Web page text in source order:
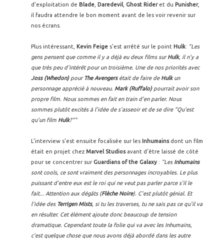
d'exploitation de Blade Daredevil Ghost Rideret du Punisher,
il faudra attendre le bon moment avant de les voir revenir sur
nos écrans.
Plus intéressant, Kevin Feige s'est arrêté sur le point Hulk: "Les
gens pensent que comme il y a déjà eu deux films surHulk, il n'y a
que très peu d'intérêt pour un troisième. Une de nos priorités avec
Joss (Whedon)pour The Avengersétait de faire de Hulkun
personnage apprécié à nouveau. Mark (Ruffalo)pourrait avoir son
propre film. Nous sommes en fait en train d'en parler. Nous
sommes plutôt excités à l'idée de s'asseoir et de se dire "Qu'est
qu'un film Hulk?""
L'interview s'est ensuite focalisée sur les Inhumainsdont un film
était en projet chez Marvel Studiosavant d'être laissé de côté
pour se concentrer sur Guardians of the Galaxy : "Les Inhumains
sont cools, ce sont vraiment des personnages incroyables. Le plus
puissant d'entre eux est le roi qui ne veut pas parler parce s'il le
fait... Attention aux dégâts (Flèche Noire). C'est plutôt génial. Et
l'idée des Terrigen Mists, si tu les traverses, tu ne sais pas ce qu'il va
en résulter. Cet élément ajoute donc beaucoup de tension
dramatique. Cependant toute la folie qui va avec les Inhumains,
c'est quelque chose que nous avons déjà abordé dans les autre